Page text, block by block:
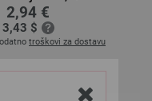
2,94 €
3,43 $
troškovi za dostavu